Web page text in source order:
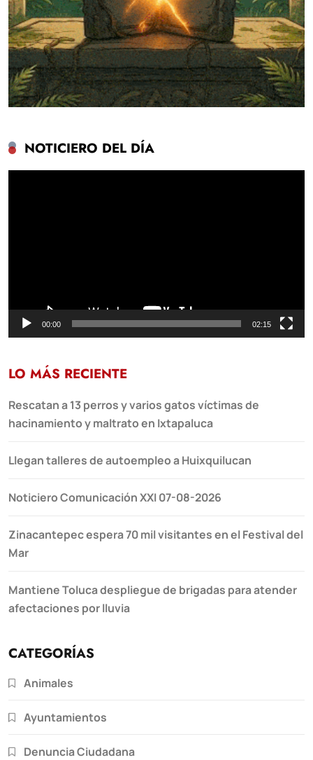
NOTICIERO DEL DÍA
00:00 02:15
LO MÁS RECIENTE
Rescatan a 13 perros y varios gatos víctimas de
hacinamiento y maltrato en Ixtapaluca
Llegan talleres de autoempleo a Huixquilucan
Noticiero Comunicación XXI 07-08-2026
Zinacantepec espera 70 mil visitantes en el Festival del
Mar
Mantiene Toluca despliegue de brigadas para atender
afectaciones por lluvia
CATEGORÍAS
Animales
Ayuntamientos
Denuncia Ciudadana